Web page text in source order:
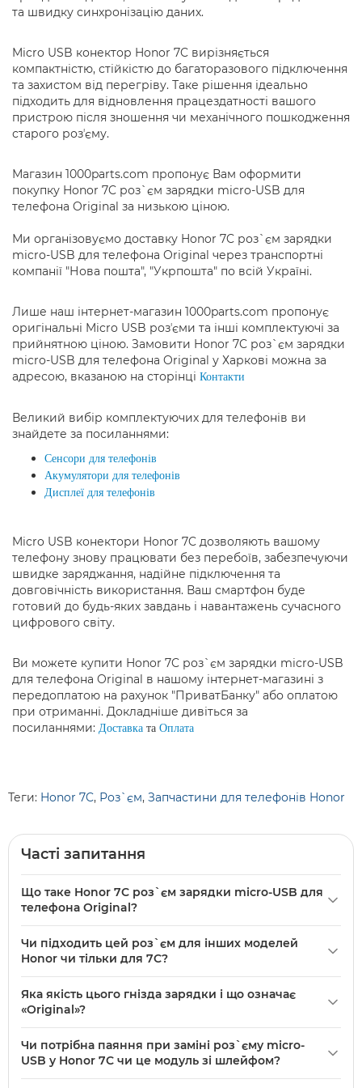
та швидку синхронізацію даних.
Micro USB конектор Honor 7C вирізняється
компактністю, стійкістю до багаторазового підключення
та захистом від перегріву. Таке рішення ідеально
підходить для відновлення працездатності вашого
пристрою після зношення чи механічного пошкодження
старого розʼєму.
Магазин 1000parts.com пропонує Вам оформити
покупку Honor 7C роз`єм зарядки micro-USB для
телефона Original за низькою ціною.
Ми організовуємо доставку Honor 7C роз`єм зарядки
micro-USB для телефона Original через транспортні
компанії "Нова пошта", "Укрпошта" по всій Україні.
Лише наш інтернет-магазин 1000parts.com пропонує
оригінальні Micro USB розʼєми та інші комплектуючі за
прийнятною ціною. Замовити Honor 7C роз`єм зарядки
micro-USB для телефона Original у Харкові можна за
адресою, вказаною на сторінці Контакти
Великий вибір комплектуючих для телефонів ви
знайдете за посиланнями:
Сенсори для телефонів
Акумулятори для телефонів
Дисплеї для телефонів
Micro USB конектори Honor 7C дозволяють вашому
телефону знову працювати без перебоїв, забезпечуючи
швидке заряджання, надійне підключення та
довговічність використання. Ваш смартфон буде
готовий до будь-яких завдань і навантажень сучасного
цифрового світу.
Ви можете купити Honor 7C роз`єм зарядки micro-USB
для телефона Original в нашому інтернет-магазині з
передоплатою на рахунок "ПриватБанку" або оплатою
при отриманні. Докладніше дивіться за
посиланнями: Доставка та Оплата
Теги: Honor 7C, Роз`єм, Запчастини для телефонів Honor
Часті запитання
Що таке Honor 7C роз`єм зарядки micro-USB для
телефона Original?
Original — це оригінальна запчастина для моделі Honor
зарядки. Якість — Original, сумісна з моделлю 7C для
відновлення заряджання та передачі даних.
Чи підходить цей роз`єм для інших моделей
Honor чи тільки для 7C?
описі вказано саме модель 7C і якість Original. Для інших
рекомендується використовувати запчастини,
спеціально позначені для вашої моделі.
Яка якість цього гнізда зарядки і що означає
«Original»?
заводський рівень виконання запчастини, відповідний
Чи потрібна паяння при заміні роз`єму micro-
USB у Honor 7C чи це модуль зі шлейфом?